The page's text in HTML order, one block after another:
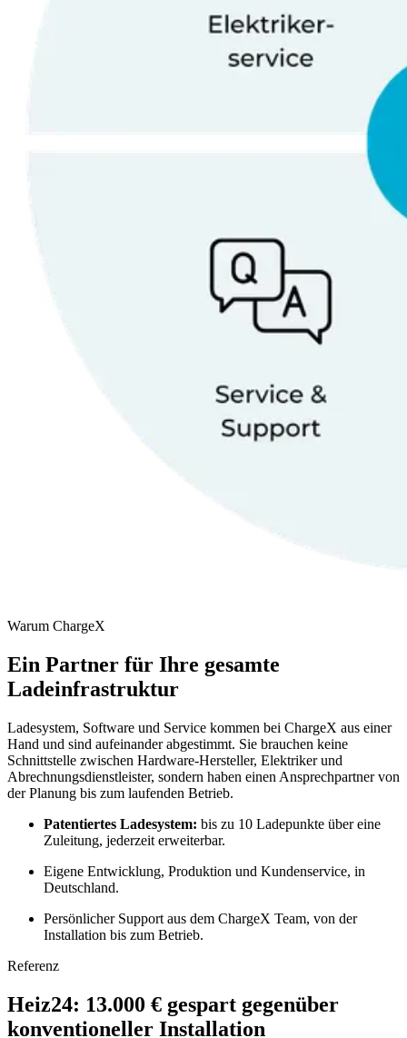
Warum ChargeX
Ein Partner für Ihre gesamte
Ladeinfrastruktur
Ladesystem, Software und Service kommen bei ChargeX aus einer
Hand und sind aufeinander abgestimmt. Sie brauchen keine
Schnittstelle zwischen Hardware-Hersteller, Elektriker und
Abrechnungsdienstleister, sondern haben einen Ansprechpartner von
der Planung bis zum laufenden Betrieb.
Patentiertes Ladesystem: bis zu 10 Ladepunkte über eine
Zuleitung, jederzeit erweiterbar.
Eigene Entwicklung, Produktion und Kundenservice, in
Deutschland.
Persönlicher Support aus dem ChargeX Team, von der
Installation bis zum Betrieb.
Referenz
Heiz24: 13.000 € gespart gegenüber
konventioneller Installation